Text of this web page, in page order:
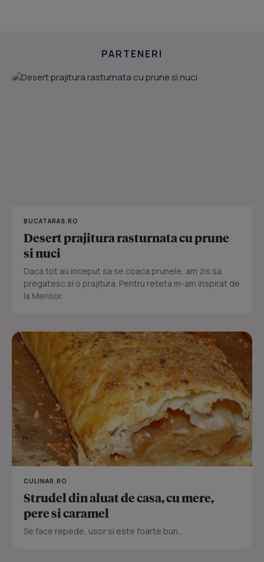
PARTENERI
BUCATARAS.RO
Desert prajitura rasturnata cu prune
si nuci
Daca tot au inceput sa se coaca prunele, am zis sa
pregatesc si o prajitura. Pentru reteta m-am inspirat de
la Merisor.
CULINAR.RO
Strudel din aluat de casa, cu mere,
pere si caramel
Se face repede, usor si este foarte bun...